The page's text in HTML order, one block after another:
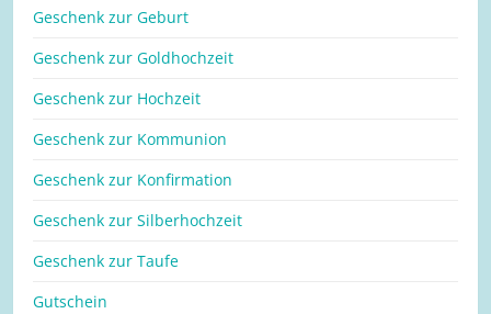
Geschenk zur Geburt
Geschenk zur Goldhochzeit
Geschenk zur Hochzeit
Geschenk zur Kommunion
Geschenk zur Konfirmation
Geschenk zur Silberhochzeit
Geschenk zur Taufe
Gutschein